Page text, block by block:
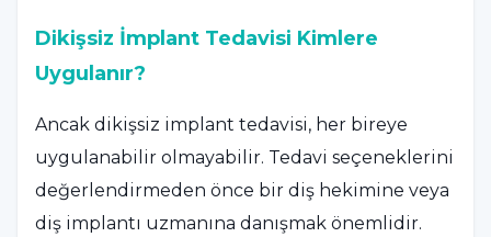
Dikişsiz İmplant Tedavisi Kimlere
Uygulanır?
Ancak dikişsiz implant tedavisi, her bireye
uygulanabilir olmayabilir. Tedavi seçeneklerini
değerlendirmeden önce bir diş hekimine veya
diş implantı uzmanına danışmak önemlidir.